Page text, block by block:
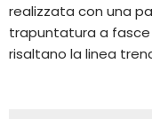
realizzata con una
trapuntatura a
risaltano la linea